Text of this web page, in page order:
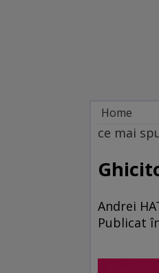
Home
La zi în
ce mai
Andrei
Publicat